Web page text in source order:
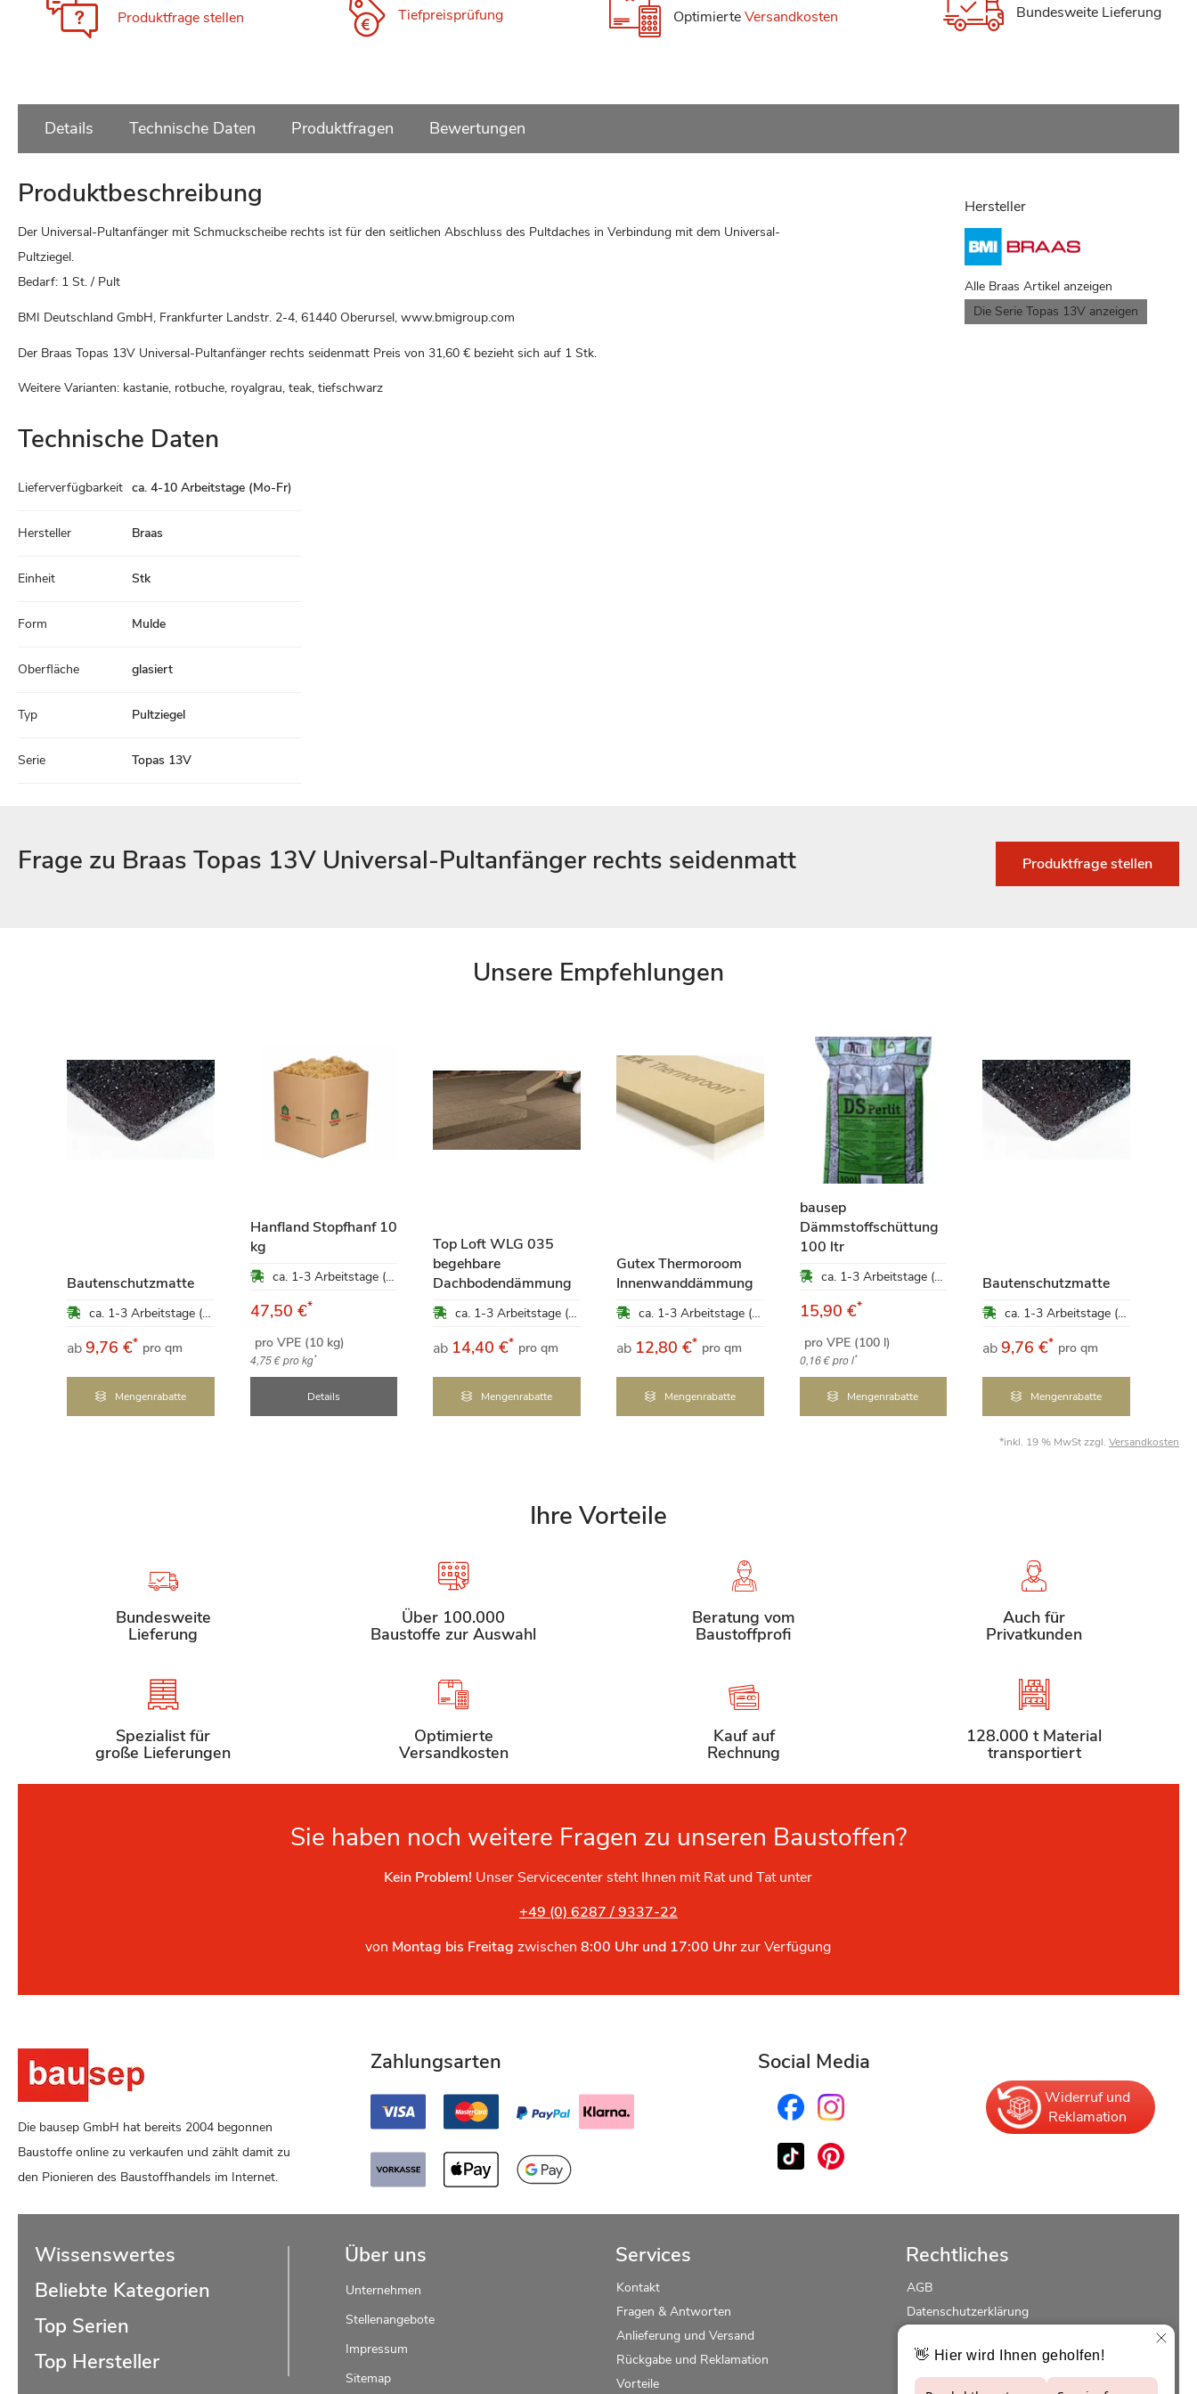
Produktfrage stellen Tiefpreisprüfung OptimierteVersandkosten Bundesweite Lieferung
Details Technische Daten Produktfragen Bewertungen
Hersteller
Alle Braas Artikel anzeigen
Die Serie Topas 13V anzeigen
Produktbeschreibung
Der Universal-Pultanfänger mit Schmuckscheibe rechts ist für den seitlichen Abschluss des Pultdaches in Verbindung mit dem Universal-
Pultziegel.
Bedarf: 1 St. / Pult
BMI Deutschland GmbH, Frankfurter Landstr. 2-4, 61440 Oberursel, www.bmigroup.com
Der Braas Topas 13V Universal-Pultanfänger rechts seidenmatt Preis von 31,60 € bezieht sich auf 1 Stk.
Weitere Varianten: kastanie, rotbuche, royalgrau, teak, tiefschwarz
Technische Daten
Daten
Lieferverfügbarkeit ca. 4-10 Arbeitstage (Mo-Fr)
Hersteller Braas
Einheit Stk
Form Mulde
Oberfläche glasiert
Typ Pultziegel
Serie Topas 13V
Frage zu Braas Topas 13V Universal-Pultanfänger rechts seidenmatt Produktfrage stellen
Unsere Empfehlungen
Bautenschutzmatte
ca. 1-3 Arbeitstage (Mo-Fr)
ab9,76 €* pro qm
Mengenrabatte
Hanfland Stopfhanf 10
kg
ca. 1-3 Arbeitstage (Mo-Fr)
47,50 €*
pro VPE (10 kg)
4,75 €pro kg*
Details
Top Loft WLG 035
begehbare
Dachbodendämmung
ca. 1-3 Arbeitstage (Mo-Fr)
ab 14,40 €* pro qm
Mengenrabatte
Gutex Thermoroom
Innenwanddämmung
ca. 1-3 Arbeitstage (Mo-Fr)
ab 12,80 €* pro qm
Mengenrabatte
bausep
Dämmstoffschüttung
100 ltr
ca. 1-3 Arbeitstage (Mo-Fr)
15,90 €*
pro VPE (100 l)
0,16 €pro l*
Mengenrabatte
Bautenschutzmatte
ca. 1-3 Arbeitstage (Mo-Fr)
ab9,76 €* pro qm
Mengenrabatte
*inkl. 19 % MwSt zzgl. Versandkosten
Ihre Vorteile
Bundesweite
Lieferung
Über 100.000
Baustoffe zur Auswahl
Beratung vom
Baustoffprofi
Auch für
Privatkunden
Spezialist für
große Lieferungen
Optimierte
Versandkosten
Kauf auf
Rechnung
128.000 t Material
transportiert
Sie haben noch weitere Fragen zu unseren Baustoffen?
Kein Problem! Unser Servicecenter steht Ihnen mit Rat und Tat unter
+49 (0) 6287 / 9337-22
von Montag bis Freitag zwischen8:00 Uhr und 17:00 Uhrzur Verfügung
Die bausep GmbH hat bereits 2004 begonnen
Baustoffe online zu verkaufen und zählt damit zu
den Pionieren des Baustoffhandels im Internet.
Zahlungsarten Social Media
Widerruf und
Reklamation
Wissenswertes
Beliebte Kategorien
Top Serien
Top Hersteller
Über uns
Unternehmen
Stellenangebote
Impressum
Sitemap
Services
Kontakt
Fragen & Antworten
Anlieferung und Versand
Rückgabe und Reklamation
Vorteile
Rechtliches
AGB
Datenschutzerklärung
Widerrufsrecht